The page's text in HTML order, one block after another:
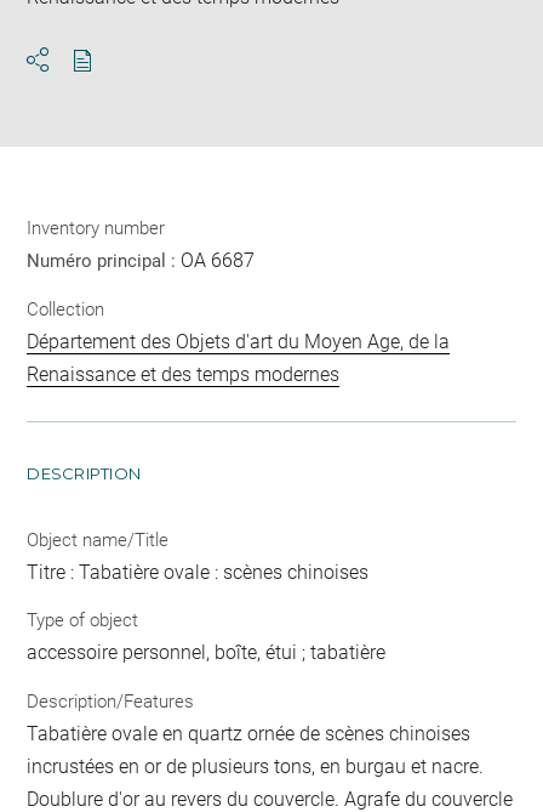
Inventory number
Numéro principal : OA 6687
Collection
Département des Objets d'art du Moyen Age, de la
Renaissance et des temps modernes
DESCRIPTION
Object name/Title
Titre : Tabatière ovale : scènes chinoises
Type of object
accessoire personnel, boîte, étui ; tabatière
Description/Features
Tabatière ovale en quartz ornée de scènes chinoises
incrustées en or de plusieurs tons, en burgau et nacre.
Doublure d'or au revers du couvercle. Agrafe du couvercle